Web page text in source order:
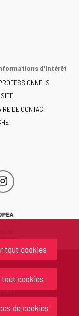
tout cookies
tout cookies
de cookies
d'intérêt
DE CONTACT
Instagram
Este
enlace
abrirá
ventana
nueva.
León